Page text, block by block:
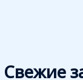
Свежие